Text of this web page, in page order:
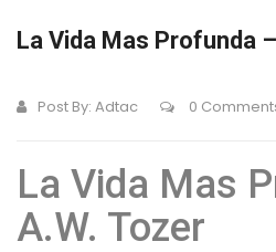
La Vida Mas Profunda
Post By: Adtac 0
La Vida Mas
A.W. Tozer